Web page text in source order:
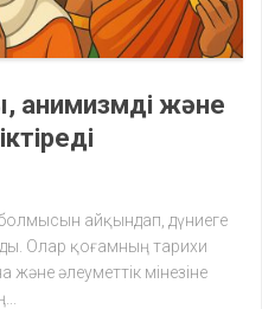
анимизмді және
айқындап, дүниеге
Олар қоғамның тарихи
әлеуметтік мінезіне